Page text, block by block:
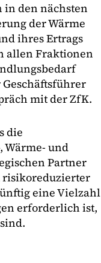
in den nächsten
der Wärme
ihres Ertrags
allen Fraktionen
Geschäftsführer
mit der ZfK.
die
Wärme- und
Partner
risikoreduzierter
eine Vielzahl
erforderlich ist,